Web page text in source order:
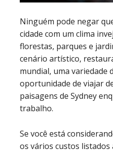
Ninguém pode negar
cidade com um clima
florestas, parques e
cenário artístico,
mundial, uma variedade
oportunidade de viajar
paisagens de Sydney
trabalho.
Se você está
os vários custos